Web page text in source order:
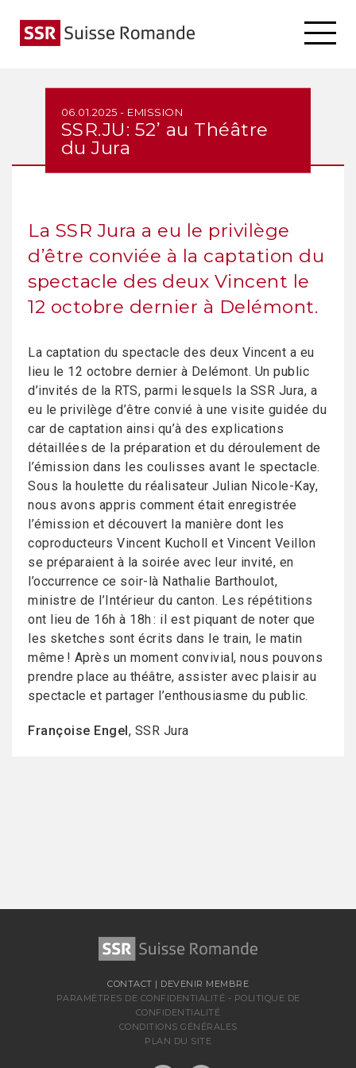
06.01.2025 - EMISSION
SSR.JU: 52’ au Théâtre
du Jura
La SSR Jura a eu le privilège
d’être conviée à la captation du
spectacle des deux Vincent le
12 octobre dernier à Delémont.
La captation du spectacle des deux Vincent a eu
lieu le 12 octobre dernier à Delémont. Un public
d’invités de la RTS, parmi lesquels la SSR Jura, a
eu le privilège d’être convié à une visite guidée du
car de captation ainsi qu’à des explications
détaillées de la préparation et du déroulement de
l’émission dans les coulisses avant le spectacle.
Sous la houlette du réalisateur Julian Nicole-Kay,
nous avons appris comment était enregistrée
l’émission et découvert la manière dont les
coproducteurs Vincent Kucholl et Vincent Veillon
se préparaient à la soirée avec leur invité, en
l’occurrence ce soir-là Nathalie Barthoulot,
ministre de l’Intérieur du canton. Les répétitions
ont lieu de 16h à 18h : il est piquant de noter que
les sketches sont écrits dans le train, le matin
même ! Après un moment convivial, nous pouvons
prendre place au théâtre, assister avec plaisir au
spectacle et partager l’enthousiasme du public.
Françoise Engel, SSR Jura
CONTACT | DEVENIR MEMBRE
PARAMÈTRES DE CONFIDENTIALITÉ - POLITIQUE DE
CONFIDENTIALITÉ
CONDITIONS GÉNÉRALES
PLAN DU SITE